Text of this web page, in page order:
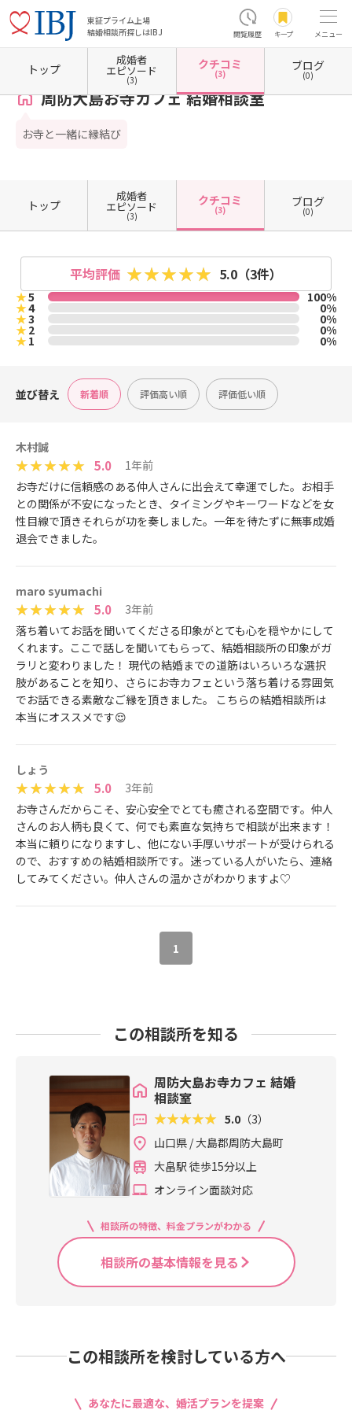
東証プライム上場
結婚相談所探しはIBJ
閲覧履歴 キープ メニュー
ホーム 山口県の結婚相談所 周防大島お寺カフェ 結婚相談室 クチコミ一覧
周防大島お寺カフェ 結婚相談室
​お寺と一緒に縁結び
トップ
成婚者
エピソード
(3)
クチコミ
(3)
ブログ
(0)
トップ
成婚者
エピソード
(3)
クチコミ
(3)
ブログ
(0)
平均評価 5.0 （3件）
★5 100%
★4 0%
★3 0%
★2 0%
★1 0%
並び替え 新着順 評価高い順 評価低い順
木村誠
5.0
1年前
お寺だけに信頼感のある仲人さんに出会えて幸運でした。お相手
との関係が不安になったとき、タイミングやキーワードなどを女
性目線で頂きそれらが功を奏しました。一年を待たずに無事成婚
退会できました。
maro syumachi
5.0
3年前
落ち着いてお話を聞いてくださる印象がとても心を穏やかにして
くれます。ここで話しを聞いてもらって、結婚相談所の印象がガ
ラリと変わりました！ 現代の結婚までの道筋はいろいろな選択
肢があることを知り、さらにお寺カフェという落ち着ける雰囲気
でお話できる素敵なご縁を頂きました。 こちらの結婚相談所は
本当にオススメです😌
しょう
5.0
3年前
お寺さんだからこそ、安心安全でとても癒される空間です。仲人
さんのお人柄も良くて、何でも素直な気持ちで相談が出来ます！
本当に頼りになりますし、他にない手厚いサポートが受けられる
ので、おすすめの結婚相談所です。迷っている人がいたら、連絡
してみてください。仲人さんの温かさがわかりますよ♡
1
この相談所を知る
周防大島お寺カフェ 結婚
相談室
5.0 （3）
山口県 / 大島郡周防大島町
大畠駅 徒歩15分以上
オンライン面談対応
相談所の特徴、料金プランがわかる
相談所の基本情報を見る
この相談所を検討している方へ
あなたに最適な、婚活プランを提案